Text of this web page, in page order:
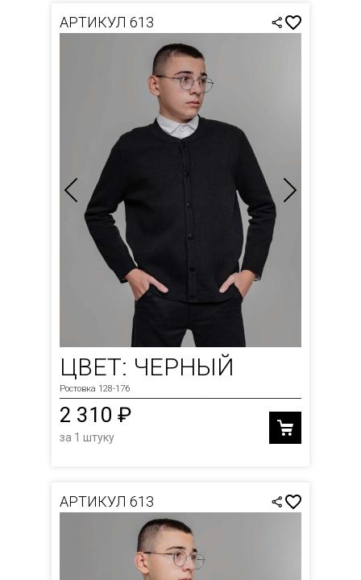
АРТИКУЛ 613
ЦВЕТ: ЧЕРНЫЙ
Ростовка 128-176
2 310 ₽
за 1 штуку
АРТИКУЛ 613